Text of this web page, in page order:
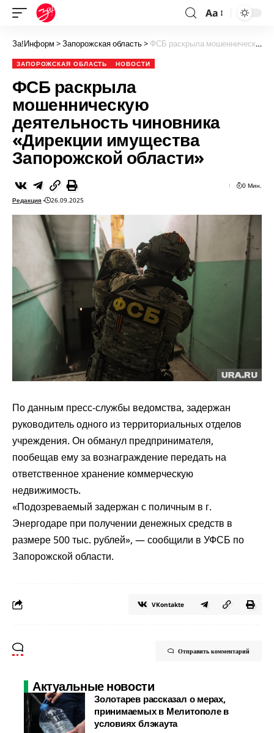
Aa
За!Информ >Запорожская область> ФСБ раскрыла мошенническую деятельность чиновника «Дирекции имущества Запорожской области»
ЗАПОРОЖСКАЯ ОБЛАСТЬ НОВОСТИ
ФСБ раскрыла
мошенническую
деятельность чиновника
«Дирекции имущества
Запорожской области»
Редакция 26.09.2025
0 Мин.
По данным пресс-службы ведомства, задержан
руководитель одного из территориальных отделов
учреждения. Он обманул предпринимателя,
пообещав ему за вознаграждение передать на
ответственное хранение коммерческую
недвижимость.
«Подозреваемый задержан с поличным в г.
Энергодаре при получении денежных средств в
размере 500 тыс. рублей», — сообщили в УФСБ по
Запорожской области.
VKontakte
Отправить комментарий
Актуальные новости
Золотарев рассказал о мерах,
принимаемых в Мелитополе в
условиях блэкаута